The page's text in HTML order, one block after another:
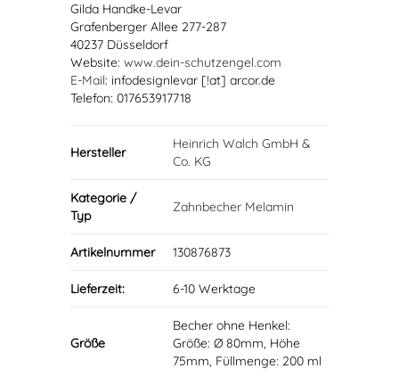
Gilda Handke-Levar
Grafenberger Allee 277-287
40237 Düsseldorf
Website: www.dein-schutzengel.com
E-Mail: infodesignlevar [!at] arcor.de
Telefon: 017653917718
Hersteller
Heinrich Walch GmbH &
Co. KG
Kategorie /
Typ
Zahnbecher Melamin
Artikelnummer 130876873
Lieferzeit: 6-10 Werktage
Größe
Becher ohne Henkel:
Größe: Ø 80mm, Höhe
75mm, Füllmenge: 200 ml